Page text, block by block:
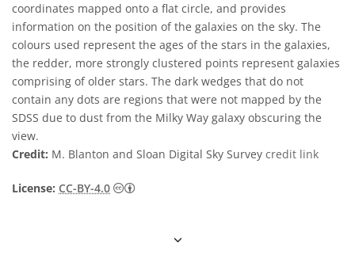
coordinates mapped onto a flat circle, and provides
information on the position of the galaxies on the sky. The
colours used represent the ages of the stars in the galaxies,
the redder, more strongly clustered points represent galaxies
comprising of older stars. The dark wedges that do not
contain any dots are regions that were not mapped by the
SDSS due to dust from the Milky Way galaxy obscuring the
view.
Credit: M. Blanton and Sloan Digital Sky Survey credit link
License: CC-BY-4.0 Creative Commons Reconocimiento 4.0